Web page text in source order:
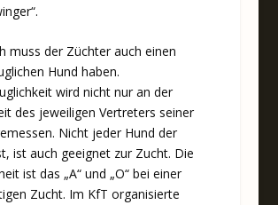
muss der Züchter auch einen
Hund haben.
wird nicht nur an der
des jeweiligen Vertreters seiner
Nicht jeder Hund der
ist auch geeignet zur Zucht. Die
ist das „A“ und „O“ bei einer
Zucht. Im KfT organisierte